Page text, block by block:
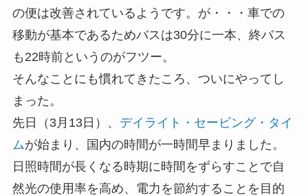
の便は改善されているようです。が・・・車での
移動が基本であるためバスは30分に一本、終バス
も22時前というのがフツー。
そんなことにも慣れてきたころ、ついにやってし
まった。
先日（3月13日）、 デイライト・セービング・タイ
ムが始まり、国内の時間が一時間早まりました。
日照時間が長くなる時期に時間をずらすことで自
然光の使用率を高め、電力を節約することを目的